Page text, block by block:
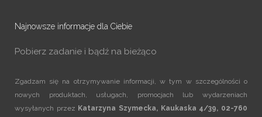
Najnowsze informacje dla Ciebie
Pobierz zadanie i bądź na bieżąco
Zgadzam się na otrzymywanie informacji, w tym w szczególności o
nowych produktach, usługach, promocjach lub wydarzeniach
wysyłanych przez Katarzyna Szymecka, Kaukaska 4/39, 02-760